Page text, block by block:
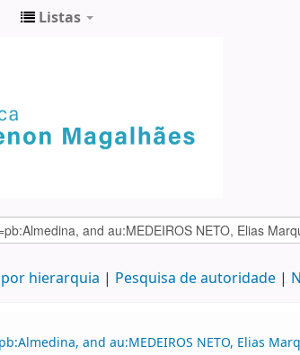
Listas
hierarquia Pesquisa de autoridade
and au:MEDEIROS NETO, Elias